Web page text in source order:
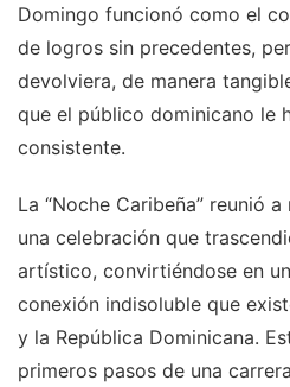
Domingo funcionó como el
de logros sin precedentes,
devolviera, de manera
que el público dominicano le
consistente.
La “Noche Caribeña” reunió
una celebración que
artístico, convirtiéndose en
conexión indisoluble que
y la República Dominicana.
primeros pasos de una